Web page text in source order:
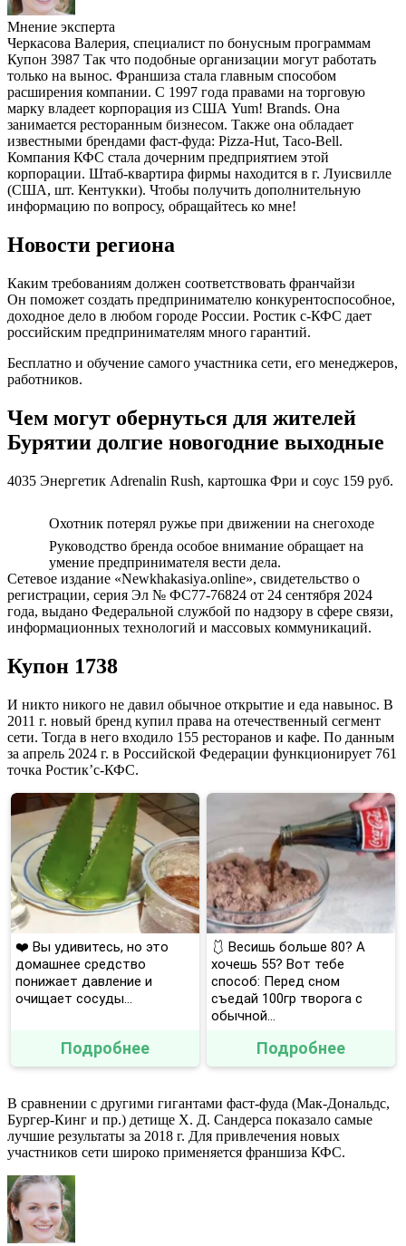
Мнение эксперта
Черкасова Валерия, специалист по бонусным программам
Купон 3987 Так что подобные организации могут работать
только на вынос. Франшиза стала главным способом
расширения компании. С 1997 года правами на торговую
марку владеет корпорация из США Yum! Brands. Она
занимается ресторанным бизнесом. Также она обладает
известными брендами фаст-фуда: Pizza-Hut, Taco-Bell.
Компания КФС стала дочерним предприятием этой
корпорации. Штаб-квартира фирмы находится в г. Луисвилле
(США, шт. Кентукки). Чтобы получить дополнительную
информацию по вопросу, обращайтесь ко мне!
Новости региона
Каким требованиям должен соответствовать франчайзи
Он поможет создать предпринимателю конкурентоспособное,
доходное дело в любом городе России. Ростик с-КФС дает
российским предпринимателям много гарантий.
Бесплатно и обучение самого участника сети, его менеджеров,
работников.
Чем могут обернуться для жителей
Бурятии долгие новогодние выходные
4035 Энергетик Adrenalin Rush, картошка Фри и соус 159 руб.
Охотник потерял ружье при движении на снегоходе
Руководство бренда особое внимание обращает на
умение предпринимателя вести дела.
Сетевое издание «Newkhakasiya.online», свидетельство о
регистрации, серия Эл № ФС77-76824 от 24 сентября 2024
года, выдано Федеральной службой по надзору в сфере связи,
информационных технологий и массовых коммуникаций.
Купон 1738
И никто никого не давил обычное открытие и еда навынос. В
2011 г. новый бренд купил права на отечественный сегмент
сети. Тогда в него входило 155 ресторанов и кафе. По данным
за апрель 2024 г. в Российской Федерации функционирует 761
точка Ростик’с-КФС.
❤️ Вы удивитесь, но это
домашнее средство
понижает давление и
очищает сосуды...
Подробнее
🩱 Весишь больше 80? А
хочешь 55? Вот тебе
способ: Перед сном
съедай 100гр творога с
обычной...
Подробнее
В сравнении с другими гигантами фаст-фуда (Мак-Дональдс,
Бургер-Кинг и пр.) детище Х. Д. Сандерса показало самые
лучшие результаты за 2018 г. Для привлечения новых
участников сети широко применяется франшиза КФС.